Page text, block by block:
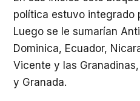
política estuvo integrado
Luego se le sumarían
Dominica, Ecuador,
Vicente y las
y Granada.